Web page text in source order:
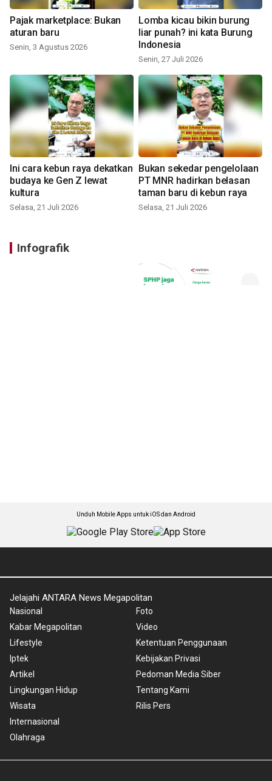
Pajak marketplace: Bukan
aturan baru
Senin, 3 Agustus 2026
Lomba kicau bikin burung
liar punah? ini kata Burung
Indonesia
Senin, 27 Juli 2026
Ini cara kebun raya dekatkan
budaya ke Gen Z lewat
kultura
Selasa, 21 Juli 2026
Bukan sekedar pengelolaan
PT MNR hadirkan belasan
taman baru di kebun raya
Selasa, 21 Juli 2026
Infografik
Unduh Mobile Apps untuk iOS dan Android
Jelajahi ANTARA News Megapolitan
Nasional
Kabar Megapolitan
Lifestyle
Iptek
Artikel
Lingkungan Hidup
Wisata
Internasional
Olahraga
Foto
Video
Ketentuan Penggunaan
Kebijakan Privasi
Pedoman Media Siber
Tentang Kami
Rilis Pers